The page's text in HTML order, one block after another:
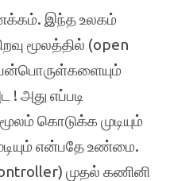
இந்த உலகம்
மூலத்தில் (open
! அது எப்படி
கொடுக்க முடியும்
என்பதே உண்மை.
முதல் கணினி